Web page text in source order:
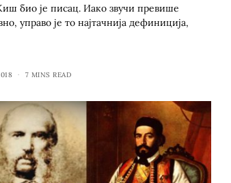
био је писац. Иако звучи превише
управо је то најтачнија дефиниција,
7 MINS READ